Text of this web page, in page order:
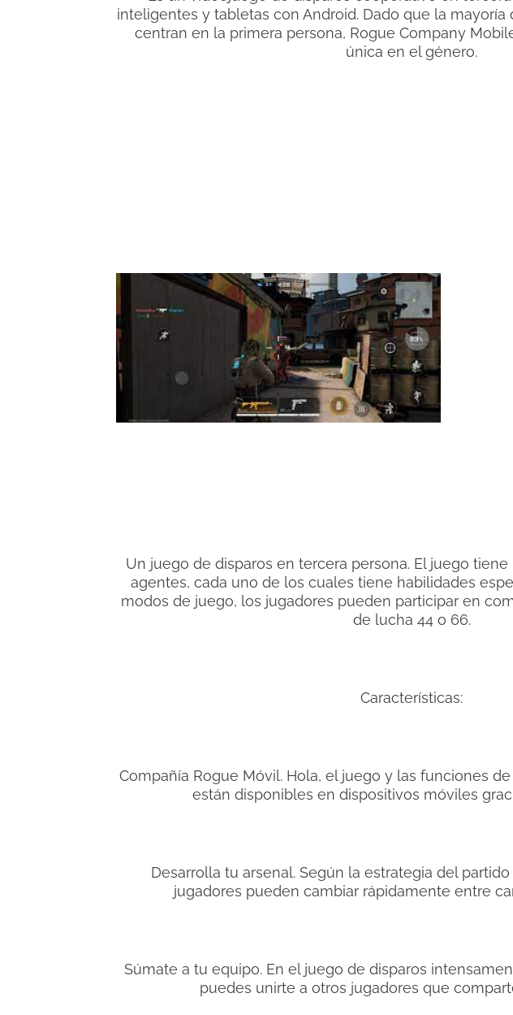
inteligentes y tabletas con Android. Dado que la mayoría
centran en la primera persona, Rogue Company
única en el género.
Un juego de disparos en tercera persona. El juego
agentes, cada uno de los cuales tiene habilidades
modos de juego, los jugadores pueden participar en
de lucha 44 o 66.
Características:
Compañía Rogue Móvil. Hola, el juego y las funciones
están disponibles en dispositivos móviles
Desarrolla tu arsenal. Según la estrategia del
jugadores pueden cambiar rápidamente entre
Súmate a tu equipo. En el juego de disparos
puedes unirte a otros jugadores que